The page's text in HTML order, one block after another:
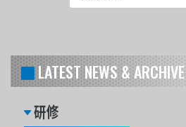
LATEST NEWS & ARCHIVE
研修